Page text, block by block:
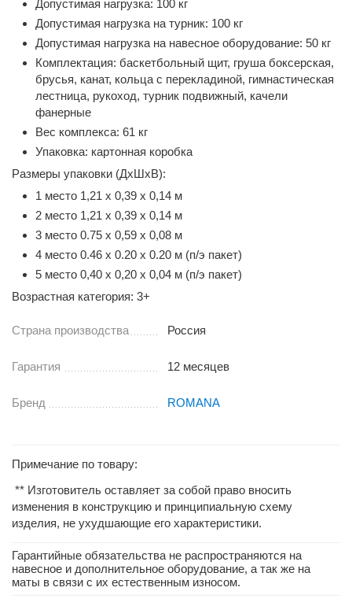
Допустимая нагрузка: 100 кг
Допустимая нагрузка на турник: 100 кг
Допустимая нагрузка на навесное оборудование: 50 кг
Комплектация: баскетбольный щит, груша боксерская,
брусья, канат, кольца с перекладиной, гимнастическая
лестница, рукоход, турник подвижный, качели
фанерные
Вес комплекса: 61 кг
Упаковка: картонная коробка
Размеры упаковки (ДхШхВ):
1 место 1,21 х 0,39 х 0,14 м
2 место 1,21 х 0,39 х 0,14 м
3 место 0.75 х 0,59 х 0,08 м
4 место 0.46 х 0.20 х 0.20 м (п/э пакет)
5 место 0,40 х 0,20 х 0,04 м (п/э пакет)
Возрастная категория: 3+
Страна производства Россия
Гарантия 12 месяцев
Бренд ROMANA
Примечание по товару:
** Изготовитель оставляет за собой право вносить
изменения в конструкцию и принципиальную схему
изделия, не ухудшающие его характеристики.
Гарантийные обязательства не распространяются на
навесное и дополнительное оборудование, а так же на
маты в связи с их естественным износом.